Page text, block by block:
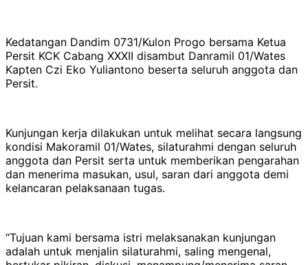
Kedatangan Dandim 0731/Kulon Progo bersama Ketua
Persit KCK Cabang XXXII disambut Danramil 01/Wates
Kapten Czi Eko Yuliantono beserta seluruh anggota dan
Persit.
Kunjungan kerja dilakukan untuk melihat secara langsung
kondisi Makoramil 01/Wates, silaturahmi dengan seluruh
anggota dan Persit serta untuk memberikan pengarahan
dan menerima masukan, usul, saran dari anggota demi
kelancaran pelaksanaan tugas.
“Tujuan kami bersama istri melaksanakan kunjungan
adalah untuk menjalin silaturahmi, saling mengenal,